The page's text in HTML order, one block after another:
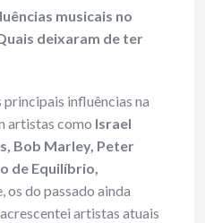
musicais no
deixaram de ter
principais influências na
artistas como Israel
Bob Marley, Peter
de Equilíbrio,
os do passado ainda
artistas atuais